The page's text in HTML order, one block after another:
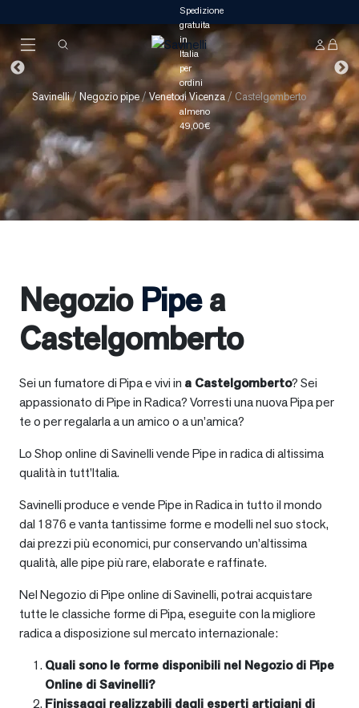
Savinelli/ Negozio pipe/Veneto/Vicenza / Castelgomberto
Negozio Pipea
Castelgomberto
Sei un fumatore di Pipa e vivi in a Castelgomberto? Sei
appassionato di Pipe in Radica? Vorresti una nuova Pipa per
te o per regalarla a un amico o a un’amica?
Lo Shop online di Savinelli vende Pipe in radica di altissima
qualità in tutt’Italia.
Savinelli produce e vende Pipe in Radica in tutto il mondo
dal 1876 e vanta tantissime forme e modelli nel suo stock,
dai prezzi più economici, pur conservando un’altissima
qualità, alle pipe più rare, elaborate e raffinate.
Nel Negozio di Pipe online di Savinelli, potrai acquistare
tutte le classiche forme di Pipa, eseguite con la migliore
radica a disposizione sul mercato internazionale:
Quali sono le forme disponibili nel Negozio di Pipe
Online di Savinelli?
Finissaggi realizzabili dagli esperti artigiani di